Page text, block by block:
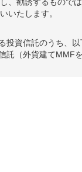
いたします。
投資信託のうち、
託（外貨建てMMF